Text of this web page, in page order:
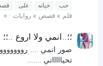
حب
خيانه على
قلم » قصص » روايات • ०
؛؛..انمي ولا اروع ..؛؛
صور انمي ....
تحياااااتي .......